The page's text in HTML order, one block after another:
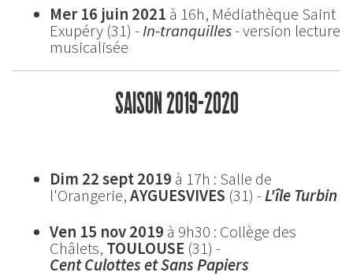
Mer 16 juin 2021 à 16h, Médiathèque Saint
Exupéry (31) -In-tranquilles- version lecture
musicalisée
SAISON 2019-2020
Dim 22 sept 2019 à 17h : Salle de
l'Orangerie,AYGUESVIVES (31) -L'île Turbin
Ven 15 nov 2019 à 9h30 : Collège des
Châlets, TOULOUSE (31) -
Cent Culottes et Sans Papiers